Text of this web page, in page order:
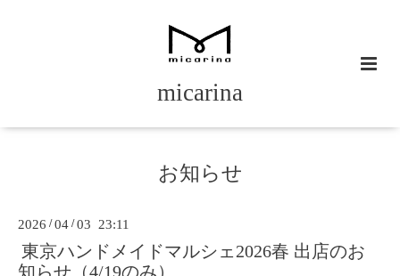
micarina
お知らせ
2026 /04 /03 23:11
東京ハンドメイドマルシェ2026春 出店のお
知らせ（4/19のみ）